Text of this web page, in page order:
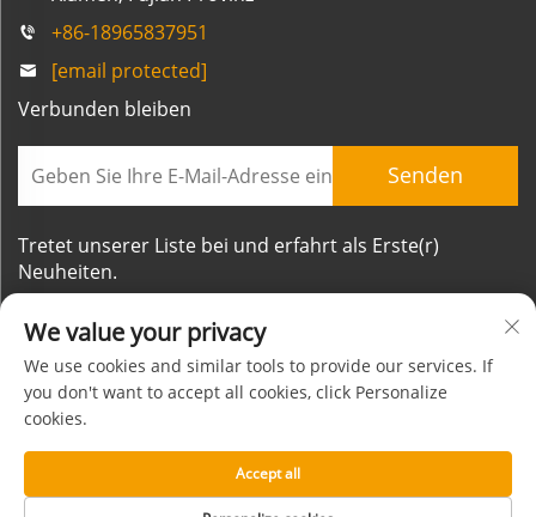
+86-18965837951
[email protected]
Verbunden bleiben
Senden
Tretet unserer Liste bei und erfahrt als Erste(r)
Neuheiten.
Urheberrecht © Xiamen Mornsun Industrial Co., Ltd.
Alle Rechte vorbehalten
Über uns Kontakt Datenschutzrichtlinie Blog
We value your privacy
We use cookies and similar tools to provide our services. If
you don't want to accept all cookies, click Personalize
cookies.
Accept all